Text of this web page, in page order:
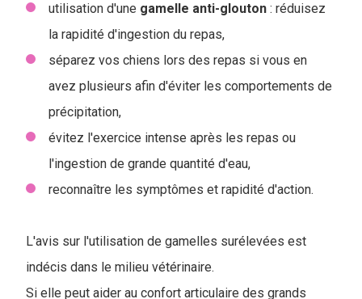
utilisation d'une gamelle anti-glouton : réduisez
la rapidité d'ingestion du repas,
séparez vos chiens lors des repas si vous en
avez plusieurs afin d'éviter les comportements de
précipitation,
évitez l'exercice intense après les repas ou
l'ingestion de grande quantité d'eau,
reconnaître les symptômes et rapidité d'action.
L'avis sur l'utilisation de gamelles surélevées est
indécis dans le milieu vétérinaire.
Si elle peut aider au confort articulaire des grands